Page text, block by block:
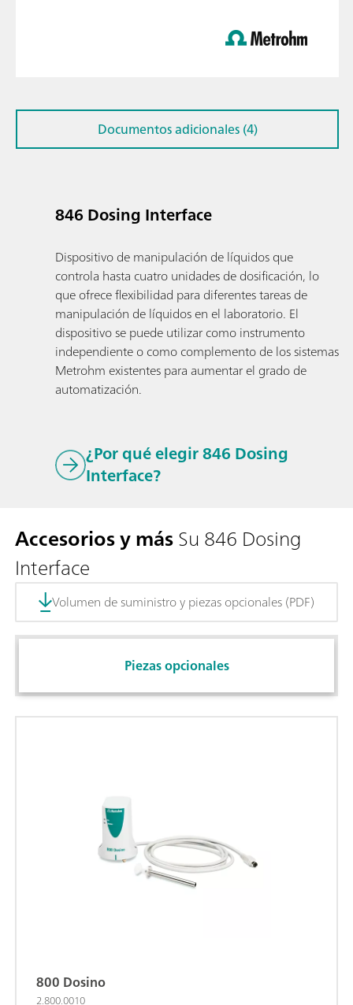
846 Dosing Interface
Dispositivo de manipulación de líquidos que
controla hasta cuatro unidades de dosificación, lo
que ofrece flexibilidad para diferentes tareas de
manipulación de líquidos en el laboratorio. El
dispositivo se puede utilizar como instrumento
independiente o como complemento de los sistemas
Metrohm existentes para aumentar el grado de
automatización.
¿Por qué elegir 846 Dosing
Interface?
Documentos adicionales (4)
Accesorios y másSu 846 Dosing
Interface
Volumen de suministro y piezas opcionales (PDF)
Piezas opcionales
800 Dosino
2.800.0010